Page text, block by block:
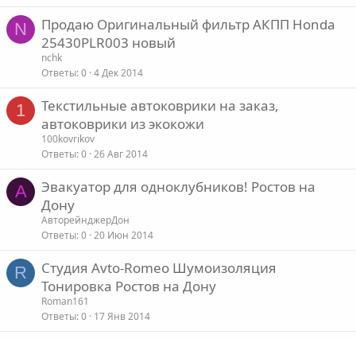
N
Продаю Оригинальный фильтр АКПП Honda
25430PLR003 новый
nchk
Ответы 0 4 Дек 2014
1
Текстильные автоковрики на заказ,
автоковрики из экокожи
100kovrikov
Ответы 0 26 Авг 2014
А
Эвакуатор для одноклубников! Ростов на
Дону
АвторейнджерДон
Ответы 0 20 Июн 2014
R
Студия Avto-Romeo Шумоизоляция
Тонировка Ростов на Дону
Roman161
Ответы 0 17 Янв 2014